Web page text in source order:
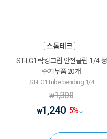
스톰테크
ST-LG1 락킹그립 안전클립 1/4 정
수기부품 20개
ST-LG1 tube bending 1/4
₩1,300
₩1,240 5%